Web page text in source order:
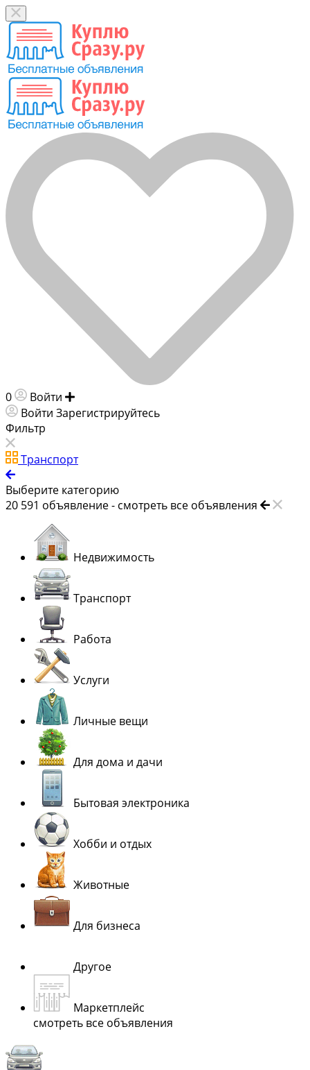
0 Войти
Войти Зарегистрируйтесь
Фильтр
Транспорт
Выберите категорию
20 591 объявление - смотреть все объявления
Недвижимость
Транспорт
Работа
Услуги
Личные вещи
Для дома и дачи
Бытовая электроника
Хобби и отдых
Животные
Для бизнеса
Другое
Маркетплейс
смотреть все объявления